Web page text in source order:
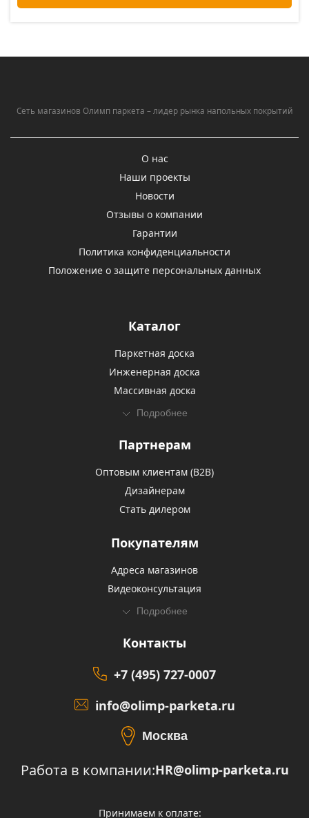
Сеть магазинов Олимп паркета – лидер рынка напольных покрытий
О нас
Наши проекты
Новости
Отзывы о компании
Гарантии
Политика конфиденциальности
Положение о защите персональных данных
Каталог
Паркетная доска
Инженерная доска
Массивная доска
Подробнее
Партнерам
Оптовым клиентам (В2В)
Дизайнерам
Стать дилером
Покупателям
Адреса магазинов
Видеоконсультация
Подробнее
Контакты
+7 (495) 727-0007
info@olimp-parketa.ru
Москва
Работа в компании:HR@olimp-parketa.ru
Принимаем к оплате: